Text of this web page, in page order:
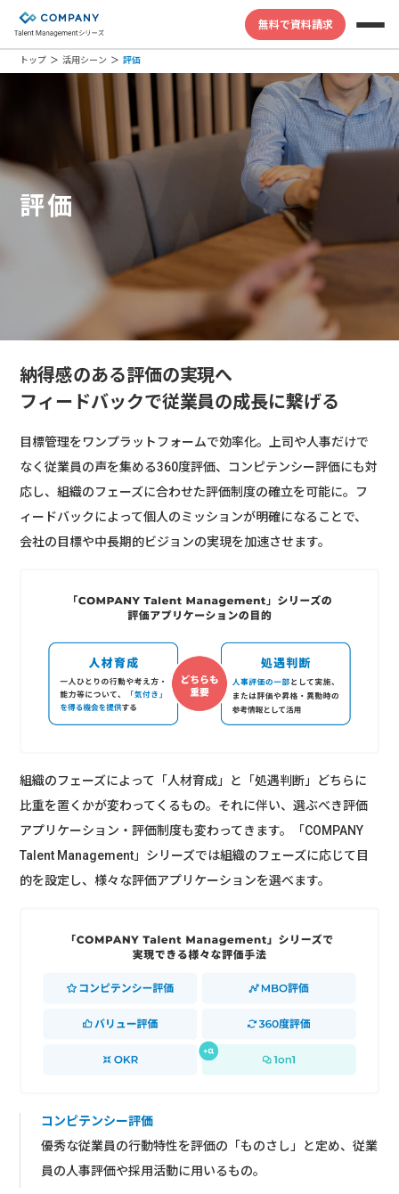
無料で資料請求
トップ 活用シーン 評価
評価
納得感のある評価の実現へ
フィードバックで従業員の成長に繋げる
目標管理をワンプラットフォームで効率化。上司や人事だけで
なく従業員の声を集める360度評価、コンピテンシー評価にも対
応し、組織のフェーズに合わせた評価制度の確立を可能に。フ
ィードバックによって個人のミッションが明確になることで、
会社の目標や中長期的ビジョンの実現を加速させます。
組織のフェーズによって「人材育成」と「処遇判断」どちらに
比重を置くかが変わってくるもの。それに伴い、選ぶべき評価
アプリケーション・評価制度も変わってきます。「COMPANY
Talent Management」シリーズでは組織のフェーズに応じて目
的を設定し、様々な評価アプリケーションを選べます。
コンピテンシー評価
優秀な従業員の行動特性を評価の「ものさし」と定め、従業
員の人事評価や採用活動に用いるもの。